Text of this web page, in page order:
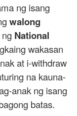
ng isang
walong
National
wakasan
at i-withdraw
na kauna-
anak ng isang
batas.